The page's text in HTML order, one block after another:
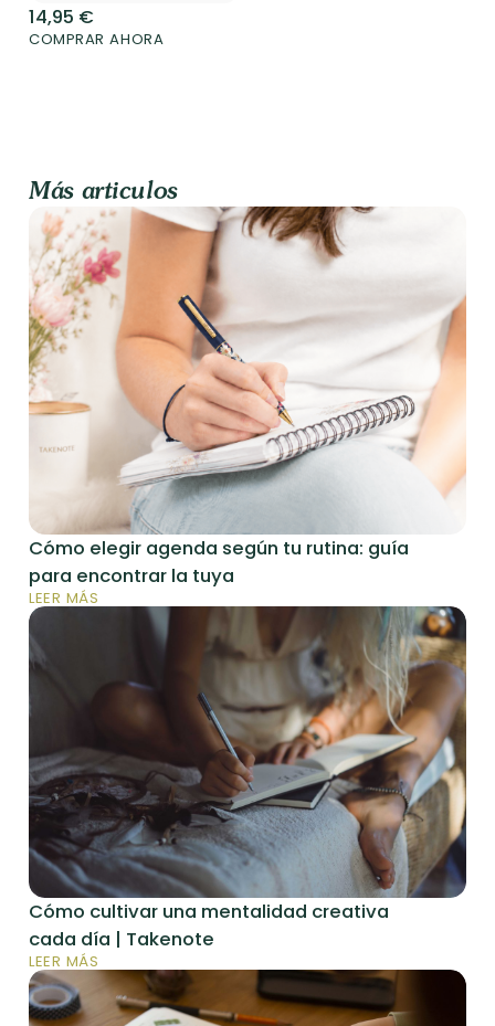
14,95 €
COMPRAR AHORA
Más articulos
Cómo elegir agenda según tu rutina: guía
para encontrar la tuya
LEER MÁS
Cómo cultivar una mentalidad creativa
cada día | Takenote
LEER MÁS